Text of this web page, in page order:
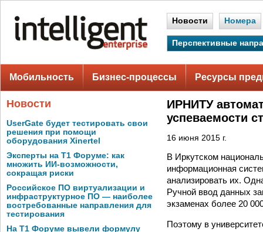
Новости Номера
Перспективные
Мобильность Бизнес-процессы Ресурсы
Новости
UserGate будет тестировать свои
решения при помощи
оборудования Xinertel
Эксперты на Т1 Форуме: как
множить ИИ-возможности,
сокращая риски
Российское ПО виртуализации и
инфраструктурное ПО — наиболее
востребованные направления для
тестирования
На Т1 Форуме вывели формулу
ИРНИТУ
успеваемости
16 июня 2015 г.
В Иркутском
информационная
анализировать их.
Ручной ввод данных
экзаменах более 20
Поэтому в